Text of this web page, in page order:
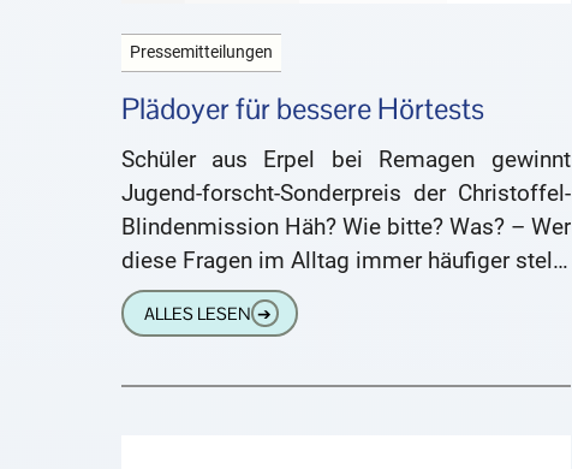
Pressemitteilungen
Plädoyer für bessere Hörtests
Schüler aus Erpel bei Remagen gewinnt
Jugend-forscht-Sonderpreis der Christoffel-
Blindenmission Häh? Wie bitte? Was? – Wer
diese Fragen im Alltag immer häufiger stellt,
weiß dass das Hörvermögen nachgelassen
hat. Kilian Wolf
ALLES LESEN ➔